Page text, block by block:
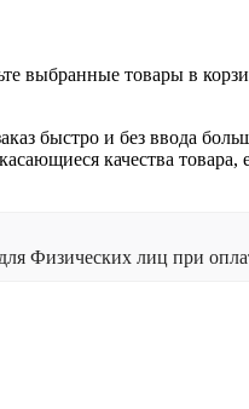
выбранные товары в
быстро и без ввода
качества
Физических лиц при